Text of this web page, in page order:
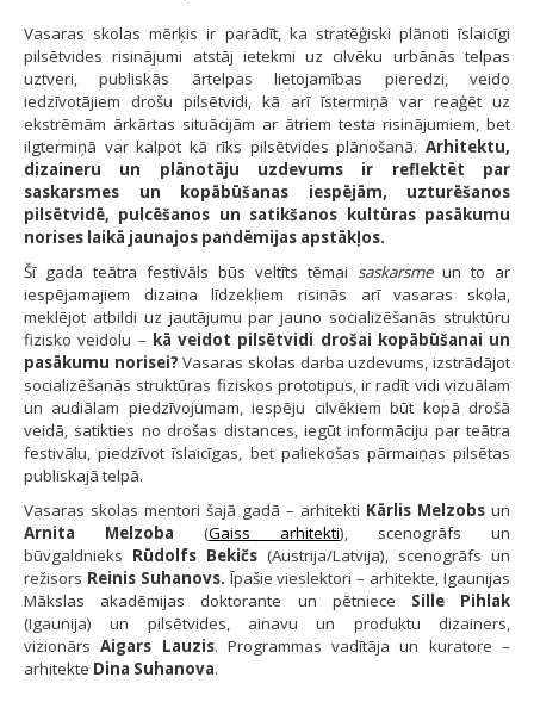
Vasaras skolas mērķis ir parādīt, ka stratēģiski plānoti īslaicīgi
pilsētvides risinājumi atstāj ietekmi uz cilvēku urbānās telpas
uztveri, publiskās ārtelpas lietojamības pieredzi, veido
iedzīvotājiem drošu pilsētvidi, kā arī īstermiņā var reaģēt uz
ekstrēmām ārkārtas situācijām ar ātriem testa risinājumiem, bet
ilgtermiņā var kalpot kā rīks pilsētvides plānošanā. Arhitektu,
dizaineru un plānotāju uzdevums ir reflektēt par
saskarsmes un kopābūšanas iespējām, uzturēšanos
pilsētvidē, pulcēšanos un satikšanos kultūras pasākumu
norises laikā jaunajos pandēmijas apstākļos.
Šī gada teātra festivāls būs veltīts tēmai saskarsmeun to ar
iespējamajiem dizaina līdzekļiem risinās arī vasaras skola,
meklējot atbildi uz jautājumu par jauno socializēšanās struktūru
fizisko veidolu – kā veidot pilsētvidi drošai kopābūšanai un
pasākumu norisei? Vasaras skolas darba uzdevums, izstrādājot
socializēšanās struktūras fiziskos prototipus, ir radīt vidi vizuālam
un audiālam piedzīvojumam, iespēju cilvēkiem būt kopā drošā
veidā, satikties no drošas distances, iegūt informāciju par teātra
festivālu, piedzīvot īslaicīgas, bet paliekošas pārmaiņas pilsētas
publiskajā telpā.
Vasaras skolas mentori šajā gadā – arhitekti Kārlis Melzobs un
Arnita Melzoba (Gaiss arhitekti), scenogrāfs un
būvgaldnieks Rūdolfs Bekičs (Austrija/Latvija), scenogrāfs un
režisors Reinis Suhanovs. Īpašie vieslektori – arhitekte, Igaunijas
Mākslas akadēmijas doktorante un pētniece Sille Pihlak
(Igaunija) un pilsētvides, ainavu un produktu dizainers,
vizionārsAigars Lauzis. Programmas vadītāja un kuratore –
arhitekte Dina Suhanova.